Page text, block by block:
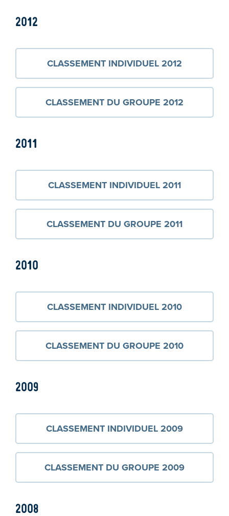
2012
CLASSEMENT INDIVIDUEL 2012
CLASSEMENT DU GROUPE 2012
2011
CLASSEMENT INDIVIDUEL 2011
CLASSEMENT DU GROUPE 2011
2010
CLASSEMENT INDIVIDUEL 2010
CLASSEMENT DU GROUPE 2010
2009
CLASSEMENT INDIVIDUEL 2009
CLASSEMENT DU GROUPE 2009
2008